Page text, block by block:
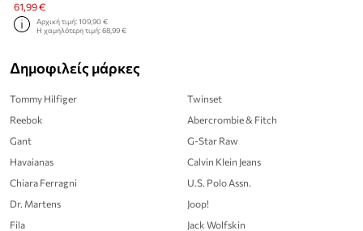
61,99 €
Αρχική τιμή:109,90 €
Η χαμηλότερη τιμή:68,99 €
Δημοφιλείς μάρκες
Tommy Hilfiger
Reebok
Gant
Havaianas
Chiara Ferragni
Dr. Martens
Fila
Twinset
Abercrombie & Fitch
G-Star Raw
Calvin Klein Jeans
U.S. Polo Assn.
Joop!
Jack Wolfskin